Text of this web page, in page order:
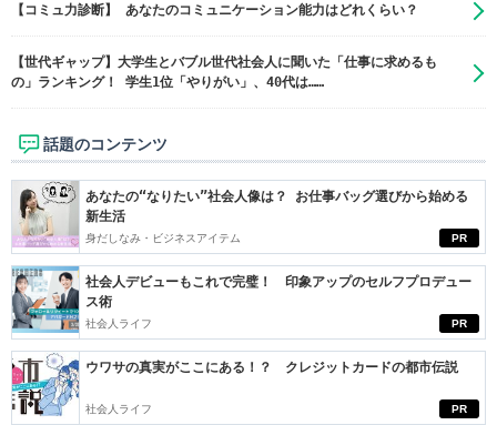
【コミュ力診断】 あなたのコミュニケーション能力はどれくらい？
【世代ギャップ】大学生とバブル世代社会人に聞いた「仕事に求めるも
の」ランキング！ 学生1位「やりがい」、40代は……
話題のコンテンツ
PR
あなたの“なりたい”社会人像は？ お仕事バッグ選びから始める
新生活
身だしなみ・ビジネスアイテム
PR
社会人デビューもこれで完璧！ 印象アップのセルフプロデュー
ス術
社会人ライフ
PR
ウワサの真実がここにある！？ クレジットカードの都市伝説
社会人ライフ